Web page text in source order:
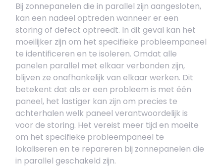
Bij zonnepanelen die in parallel zijn aangesloten,
kan een nadeel optreden wanneer er een
storing of defect optreedt. In dit geval kan het
moeilijker zijn om het specifieke probleempaneel
te identificeren en te isoleren. Omdat alle
panelen parallel met elkaar verbonden zijn,
blijven ze onafhankelijk van elkaar werken. Dit
betekent dat als er een probleem is met één
paneel, het lastiger kan zijn om precies te
achterhalen welk paneel verantwoordelijk is
voor de storing. Het vereist meer tijd en moeite
om het specifieke probleempaneel te
lokaliseren en te repareren bij zonnepanelen die
in parallel geschakeld zijn.